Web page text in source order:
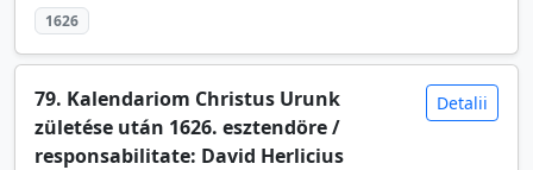
1626
79. Kalendariom Christus Urunk
zületése után 1626. esztendöre /
responsabilitate: David Herlicius
Detalii